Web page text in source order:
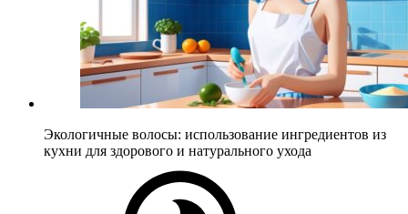
Экологичные волосы: использование ингредиентов из
кухни для здорового и натурального ухода